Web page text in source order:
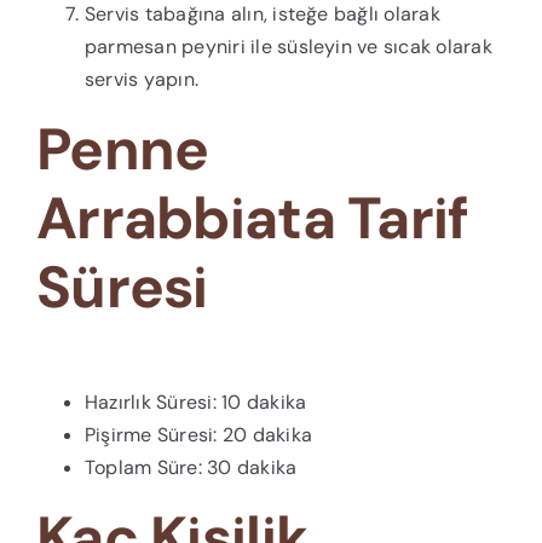
Servis tabağına alın, isteğe bağlı olarak
parmesan peyniri ile süsleyin ve sıcak olarak
servis yapın.
Penne
Arrabbiata Tarif
Süresi
Hazırlık Süresi: 10 dakika
Pişirme Süresi: 20 dakika
Toplam Süre: 30 dakika